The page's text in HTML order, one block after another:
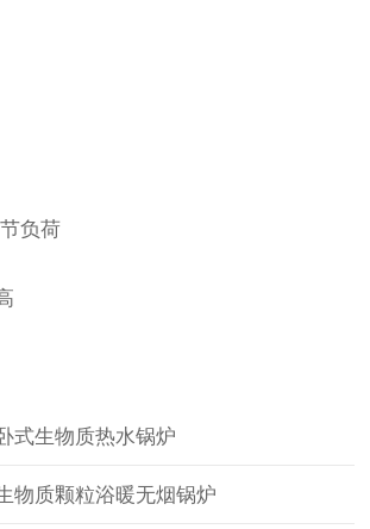
负荷
式生物质热水锅炉
物质颗粒浴暖无烟锅炉